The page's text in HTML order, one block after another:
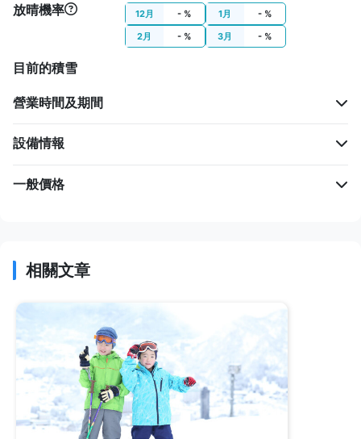
放晴機率 12月 - % 1月
- %
2月
- % 3月 - %
目前的積雪
營業時間及期間
設備情報
一般價格
相關文章